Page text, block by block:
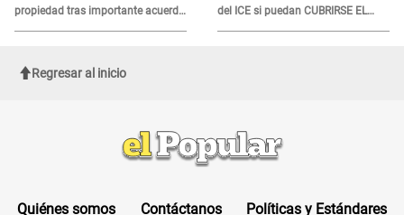
propiedad tras importante acuerdo
de Cofopri
del ICE si puedan CUBRIRSE EL
ROSTRO
Regresar al inicio
Quiénes somos Contáctanos
Políticas y Estándares